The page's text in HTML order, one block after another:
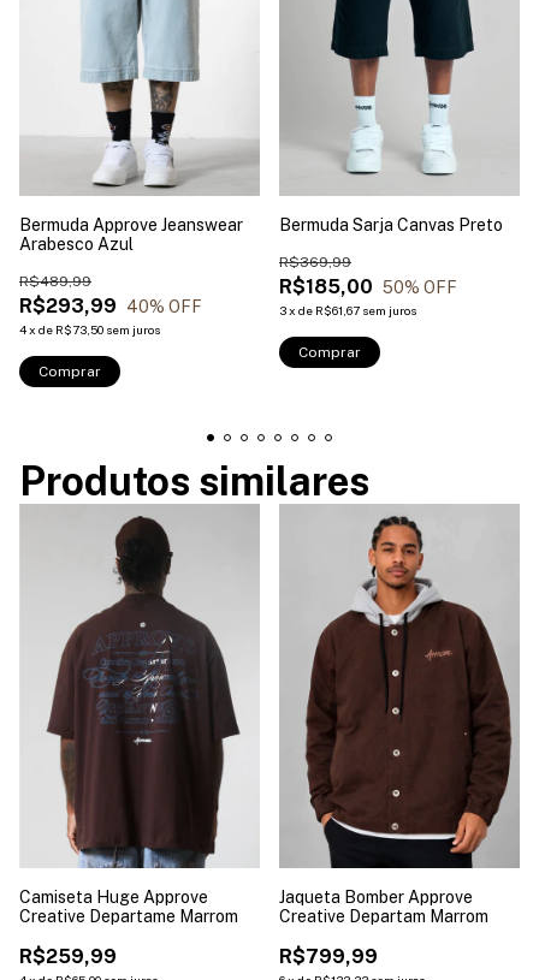
Bermuda Approve Jeanswear
Arabesco Azul
R$293,99
R$489,99
40% OFF
4x de R$73,50 sem juros
Comprar
Bermuda Sarja Canvas Preto
R$185,00
R$369,99
50% OFF
3x de R$61,67 sem juros
Comprar
Produtos similares
Camiseta Huge Approve
Creative Departame Marrom
R$259,99
Jaqueta Bomber Approve
Creative Departam Marrom
R$799,99